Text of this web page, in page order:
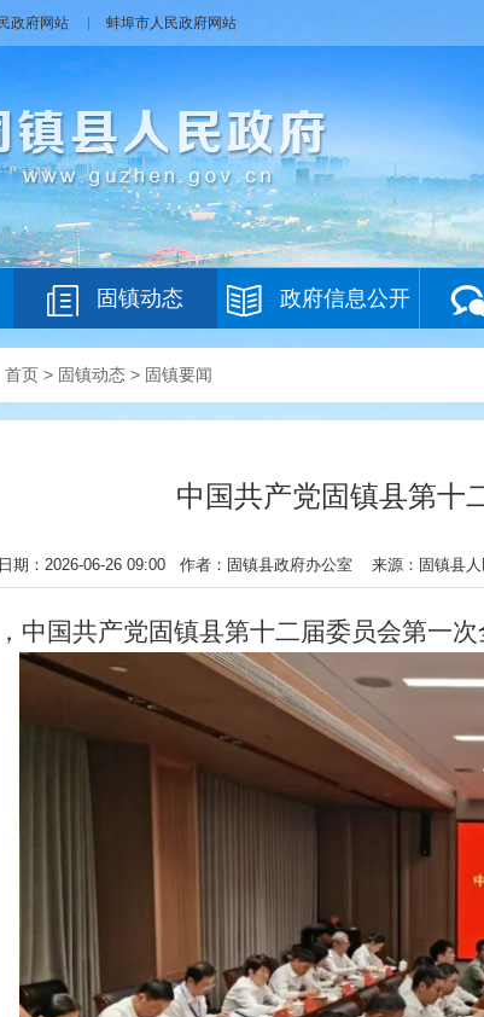
政府网站 蚌埠市人民政府网站
固镇动态 政府信息公开
首页 > 固镇动态 > 固镇要闻
中国共产党固镇县第十
期：2026-06-26 09:00 作者：固镇县政府办公室 来源：固镇县
中国共产党固镇县第十二届委员会第一次